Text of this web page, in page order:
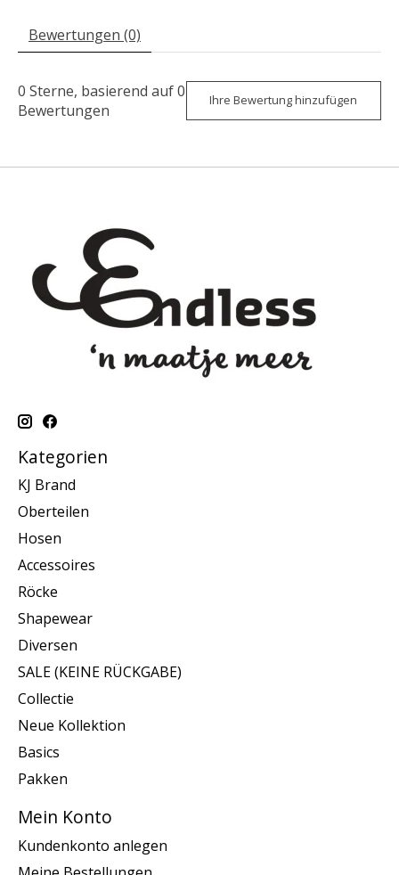
Bewertungen (0)
0 Sterne, basierend auf0
Bewertungen
Ihre Bewertung hinzufügen
Kategorien
KJ Brand
Oberteilen
Hosen
Accessoires
Röcke
Shapewear
Diversen
SALE (KEINE RÜCKGABE)
Collectie
Neue Kollektion
Basics
Pakken
Mein Konto
Kundenkonto anlegen